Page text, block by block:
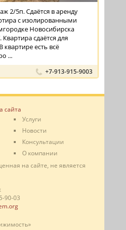
2/5п. Сдаётся в аренду
с изолированными
Новосибирска
сдаётся для
есть всё
...
+7-913-915-9003
сайта
Услуги
Новости
Консультации
О компании
на сайте, не является
90-03